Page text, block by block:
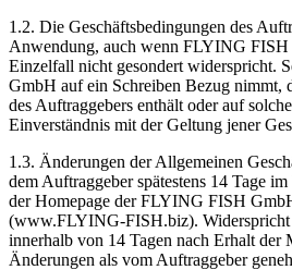
1.2. Die Geschäftsbedingungen des
Anwendung, auch wenn FLYING
Einzelfall nicht gesondert widerspricht.
GmbH auf ein Schreiben Bezug nimmt,
des Auftraggebers enthält oder auf
Einverständnis mit der Geltung jener
1.3. Änderungen der Allgemeinen
dem Auftraggeber spätestens 14 Tage
der Homepage der FLYING FISH
(www.FLYING-FISH.biz). Widerspricht
innerhalb von 14 Tagen nach Erhalt der
Änderungen als vom Auftraggeber